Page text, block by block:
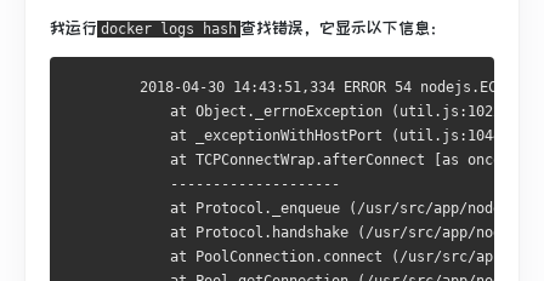
我运行 docker logs hash 查找错误，它显示以下信息：
2018-04-30 14:43:51,334 ERROR 54
            at Object._errnoException (util.js:1022:11)
            at _exceptionWithHostPort (util.js:1044:20)
at TCPConnectWrap.afterConnect [as
            --------------------
at Protocol._enqueue (/usr/src/app/
at Protocol.handshake (/usr/src/app/
at PoolConnection.connect (/usr/src/app/